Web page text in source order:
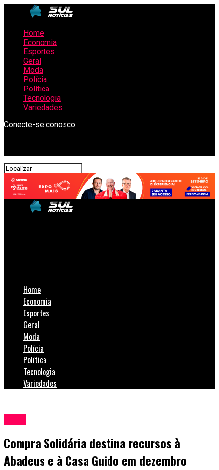
Home
Economia
Esportes
Geral
Moda
Polícia
Política
Tecnologia
Variedades
Conecte-se conosco
Home
Economia
Esportes
Geral
Moda
Polícia
Política
Tecnologia
Variedades
Compra Solidária destina recursos à
Abadeus e à Casa Guido em dezembro